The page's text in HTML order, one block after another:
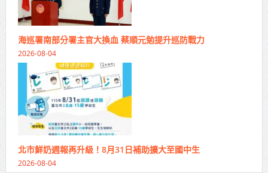
海巡署南部分署主官大換血 蔡順元勉提升巡防戰力
2026-08-04
北市鮮奶週報再升級！8月31日補助擴大至國中生
2026-08-04